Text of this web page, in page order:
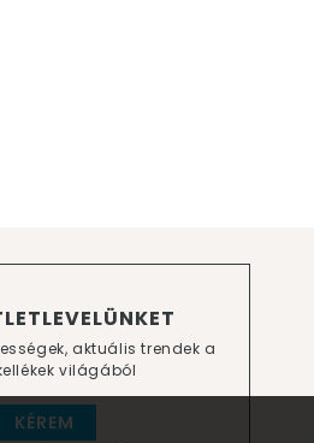
aktuális trendek a
világából
KÉREM